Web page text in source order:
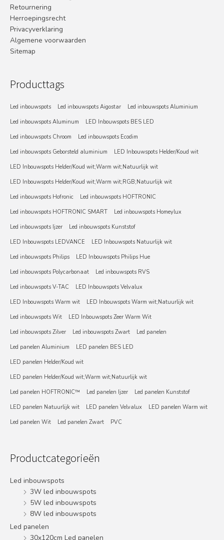
Retournering
Herroepingsrecht
Privacyverklaring
Algemene voorwaarden
Sitemap
Producttags
Led inbouwspots Led inbouwspots Aigostar
Led inbouwspots Aluminium
Led inbouwspots Aluminum
LED Inbouwspots BES LED
Led inbouwspots Chroom
Led inbouwspots Ecodim
Led inbouwspots Geborsteld aluminium
LED Inbouwspots Helder/Koud wit
LED Inbouwspots Helder/Koud wit;Warm wit;Natuurlijk wit
LED Inbouwspots Helder/Koud wit;Warm wit;RGB;Natuurlijk wit
Led inbouwspots Hofronic
Led inbouwspots HOFTRONIC
Led inbouwspots HOFTRONIC SMART
Led inbouwspots Homeylux
Led inbouwspots Ijzer
Led inbouwspots Kunststof
LED Inbouwspots LEDVANCE
LED Inbouwspots Natuurlijk wit
Led inbouwspots Philips
LED Inbouwspots Philips Hue
Led inbouwspots Polycarbonaat
Led inbouwspots RVS
Led inbouwspots V-TAC
LED Inbouwspots Velvalux
LED Inbouwspots Warm wit
LED Inbouwspots Warm wit;Natuurlijk wit
Led inbouwspots Wit
LED Inbouwspots Zeer Warm Wit
Led inbouwspots Zilver
Led inbouwspots Zwart
Led panelen
Led panelen Aluminium
LED panelen BES LED
LED panelen Helder/Koud wit
LED panelen Helder/Koud wit;Warm wit;Natuurlijk wit
Led panelen HOFTRONIC™
Led panelen Ijzer
Led panelen Kunststof
LED panelen Natuurlijk wit
LED panelen Velvalux
LED panelen Warm wit
Led panelen Wit
Led panelen Zwart PVC
Productcategorieën
Led inbouwspots
3W led inbouwspots
5W led inbouwspots
8W led inbouwspots
Led panelen
30x120cm Led panelen